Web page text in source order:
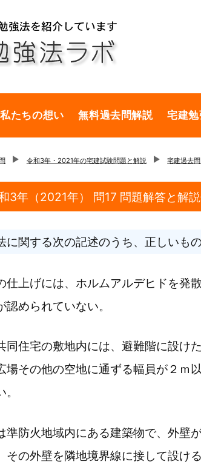
私たちの想い 無料過去問解説 宅建
令和3年・2021年の宅建試験問題と解説 宅建過去
3年（2021年） 問17 問題解答と解説
に関する次の記述のうち、正しいもの
仕上げには、ホルムアルデヒドを発
認められていない。
同住宅の敷地内には、避難階に設け
場その他の空地に通ずる幅員が２ｍ
準防火地域内にある建築物で、外壁
その外壁を隣地境界線に接して設ける